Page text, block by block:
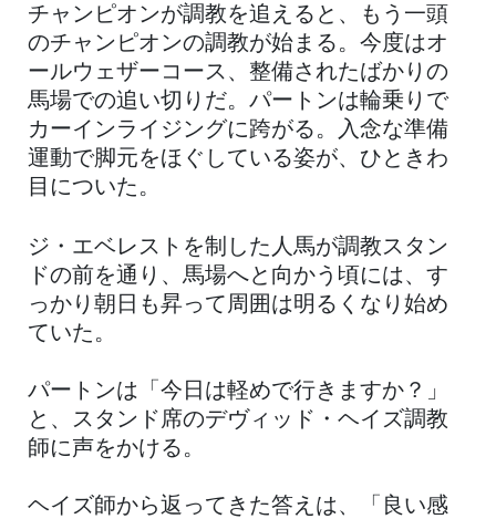
チャンピオンが調教を追えると、もう一頭
のチャンピオンの調教が始まる。今度はオ
ールウェザーコース、整備されたばかりの
馬場での追い切りだ。パートンは輪乗りで
カーインライジングに跨がる。入念な準備
運動で脚元をほぐしている姿が、ひときわ
目についた。
ジ・エベレストを制した人馬が調教スタン
ドの前を通り、馬場へと向かう頃には、す
っかり朝日も昇って周囲は明るくなり始め
ていた。
パートンは「今日は軽めで行きますか？」
と、スタンド席のデヴィッド・ヘイズ調教
師に声をかける。
ヘイズ師から返ってきた答えは、「良い感